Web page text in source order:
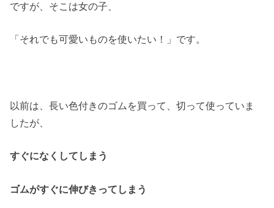
ですが、そこは女の子、
「それでも可愛いものを使いたい！」です。
以前は、長い色付きのゴムを買って、切って使っていま
したが、
すぐになくしてしまう
ゴムがすぐに伸びきってしまう